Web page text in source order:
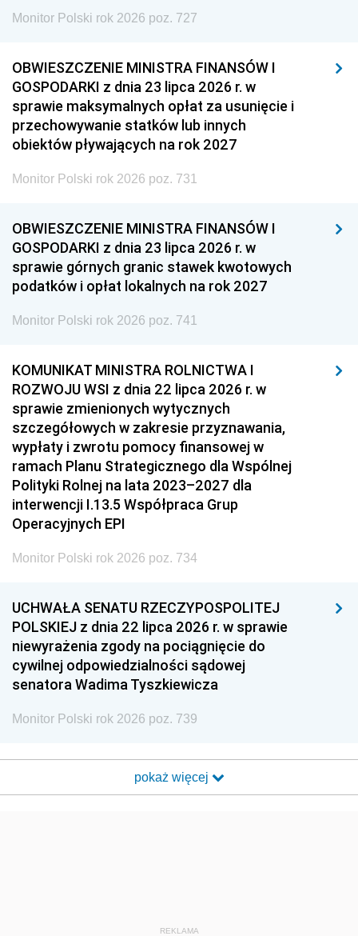
Monitor Polski rok 2026 poz. 727
OBWIESZCZENIE MINISTRA FINANSÓW I
GOSPODARKI z dnia 23 lipca 2026 r. w
sprawie maksymalnych opłat za usunięcie i
przechowywanie statków lub innych
obiektów pływających na rok 2027
Monitor Polski rok 2026 poz. 731
OBWIESZCZENIE MINISTRA FINANSÓW I
GOSPODARKI z dnia 23 lipca 2026 r. w
sprawie górnych granic stawek kwotowych
podatków i opłat lokalnych na rok 2027
Monitor Polski rok 2026 poz. 741
KOMUNIKAT MINISTRA ROLNICTWA I
ROZWOJU WSI z dnia 22 lipca 2026 r. w
sprawie zmienionych wytycznych
szczegółowych w zakresie przyznawania,
wypłaty i zwrotu pomocy finansowej w
ramach Planu Strategicznego dla Wspólnej
Polityki Rolnej na lata 2023–2027 dla
interwencji I.13.5 Współpraca Grup
Operacyjnych EPI
Monitor Polski rok 2026 poz. 734
UCHWAŁA SENATU RZECZYPOSPOLITEJ
POLSKIEJ z dnia 22 lipca 2026 r. w sprawie
niewyrażenia zgody na pociągnięcie do
cywilnej odpowiedzialności sądowej
senatora Wadima Tyszkiewicza
Monitor Polski rok 2026 poz. 739
pokaż więcej
REKLAMA